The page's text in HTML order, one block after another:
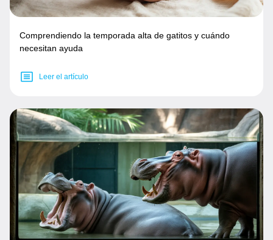
Comprendiendo la temporada alta de gatitos y cuándo
necesitan ayuda
Leer el artículo